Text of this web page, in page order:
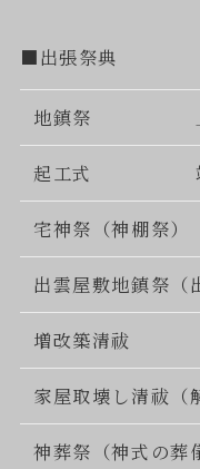
■出張祭典
地鎮祭
起工式
宅神祭（神棚祭）
出雲屋敷地鎮祭（
増改築清祓
家屋取壊し清祓（
神葬祭（神式の葬